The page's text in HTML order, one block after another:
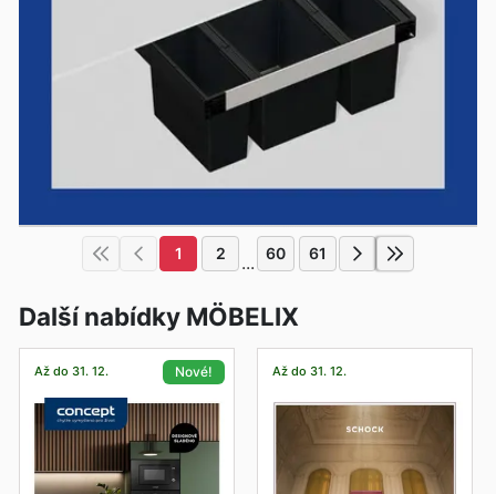
1 2 ... 60 61
Další nabídky MÖBELIX
Až do 31. 12. Nové! Až do 31. 12.